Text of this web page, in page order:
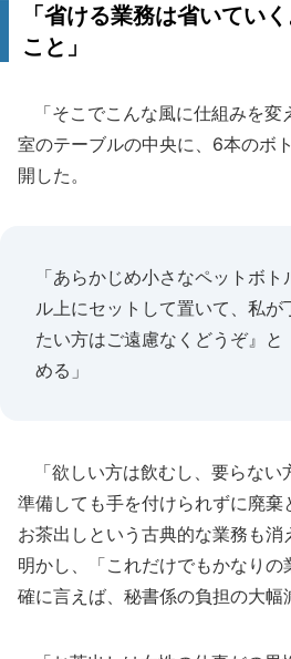
「省ける業務は省いてい
こと」
「そこでこんな風に仕組みを変
室のテーブルの中央に、6本のボ
開した。
「あらかじめ小さなペットボ
ル上にセットして置いて、私が
たい方はご遠慮なくどうぞ』と
める」
「欲しい方は飲むし、要らない
準備しても手を付けられずに廃棄
お茶出しという古典的な業務も
明かし、「これだけでもかなり
確に言えば、秘書係の負担の大幅